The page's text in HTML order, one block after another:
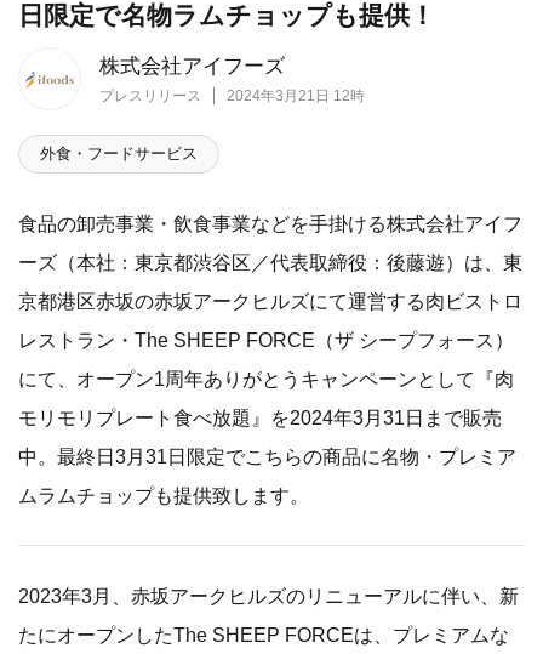
株式会社アイフーズ
プレスリリース 2024年3月21日 12時
日限定で名物ラムチョップも提供！
外食・フードサービス
食品の卸売事業・飲食事業などを手掛ける株式会社アイフ
ーズ（本社：東京都渋谷区／代表取締役：後藤遊）は、東
京都港区赤坂の赤坂アークヒルズにて運営する肉ビストロ
レストラン・The SHEEP FORCE（ザ シープフォース）
にて、オープン1周年ありがとうキャンペーンとして『肉
モリモリプレート食べ放題』を2024年3月31日まで販売
中。最終日3月31日限定でこちらの商品に名物・プレミア
ムラムチョップも提供致します。
2023年3月、赤坂アークヒルズのリニューアルに伴い、新
たにオープンしたThe SHEEP FORCEは、プレミアムな